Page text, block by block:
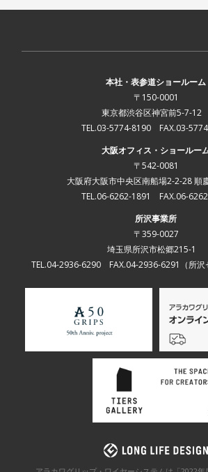
本社・表参道ショールーム
〒150-0001
東京都渋谷区神宮前5-7-12
TEL.03-5774-8190 FAX.03-
大阪オフィス・ショールー
〒542-0081
大阪府大阪市中央区南船場2-2-28 順
TEL.06-6262-1891 FAX.06-
所沢事業所
〒359-0027
埼玉県所沢市松郷215-1
TEL.04-2936-6290 FAX.04-2936-6291 （所